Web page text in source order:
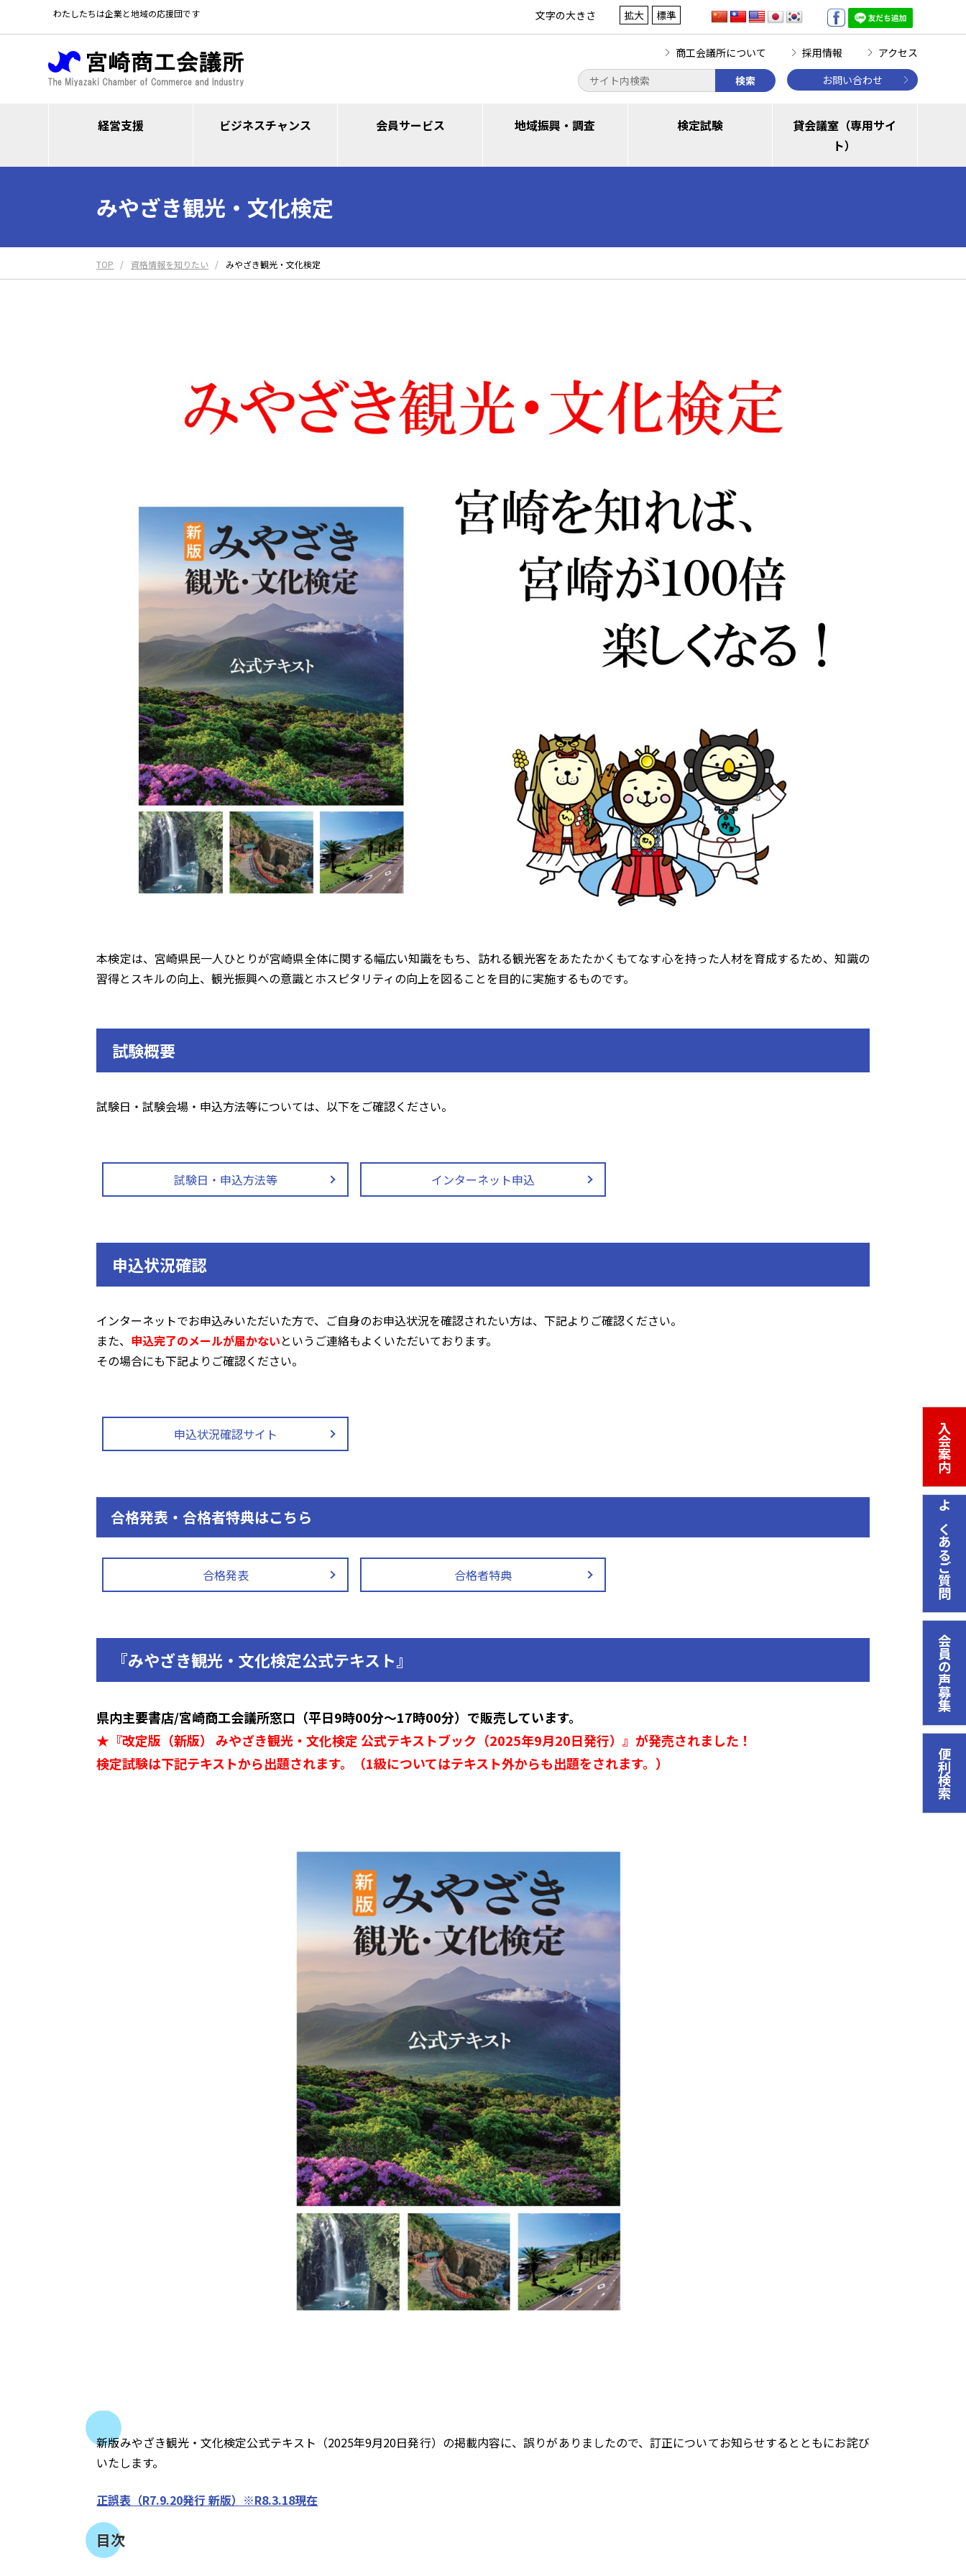
わたしたちは企業と地域の応援団です 文字の大きさ 拡大 標準
商工会議所について 採用情報
アクセス
検索
お問い合わせ
経営支援 ビジネスチャンス 会員サービス 地域振興・調査 検定試験
貸会議室（専用サイ
ト）
みやざき観光・文化検定
TOP 資格情報を知りたい みやざき観光・文化検定
本検定は、宮崎県民一人ひとりが宮崎県全体に関する幅広い知識をもち、訪れる観光客をあたたかくもてなす心を持った人材を育成するため、知識の
習得とスキルの向上、観光振興への意識とホスピタリティの向上を図ることを目的に実施するものです。
試験概要
試験日・試験会場・申込方法等については、以下をご確認ください。
試験日・申込方法等 インターネット申込
申込状況確認
インターネットでお申込みいただいた方で、ご自身のお申込状況を確認されたい方は、下記よりご確認ください。
また、 申込完了のメールが届かないというご連絡もよくいただいております。
その場合にも下記よりご確認ください。
申込状況確認サイト
合格発表・合格者特典はこちら
合格発表 合格者特典
『みやざき観光・文化検定公式テキスト』
県内主要書店/宮崎商工会議所窓口（平日9時00分～17時00分）で販売しています。
★『改定版（新版） みやざき観光・文化検定 公式テキストブック（2025年9月20日発行）』が発売されました！
検定試験は下記テキストから出題されます。（1級についてはテキスト外からも出題をされます。）
新版みやざき観光・文化検定公式テキスト（2025年9月20日発行）の掲載内容に、誤りがありましたので、訂正についてお知らせするとともにお詫び
いたします。
正誤表（R7.9.20発行 新版）※R8.3.18現在
目次
入会案内
よくあるご質問
会員の声募集
便利検索